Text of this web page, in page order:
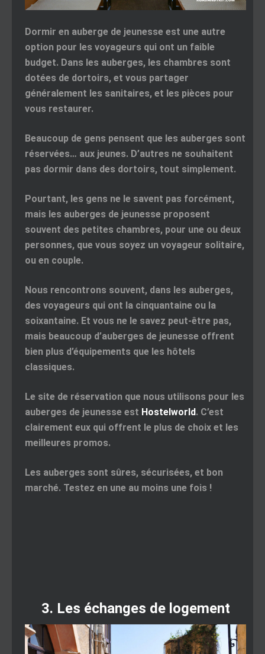
Dormir en auberge de jeunesse est une autre
option pour les voyageurs qui ont un faible
budget. Dans les auberges, les chambres sont
dotées de dortoirs, et vous partager
généralement les sanitaires, et les pièces pour
vous restaurer.
Beaucoup de gens pensent que les auberges sont
réservées… aux jeunes. D’autres ne souhaitent
pas dormir dans des dortoirs, tout simplement.
Pourtant, les gens ne le savent pas forcément,
mais les auberges de jeunesse proposent
souvent des petites chambres, pour une ou deux
personnes, que vous soyez un voyageur solitaire,
ou en couple.
Nous rencontrons souvent, dans les auberges,
des voyageurs qui ont la cinquantaine ou la
soixantaine. Et vous ne le savez peut-être pas,
mais beaucoup d’auberges de jeunesse offrent
bien plus d’équipements que les hôtels
classiques.
Le site de réservation que nous utilisons pour les
auberges de jeunesse est Hostelworld. C’est
clairement eux qui offrent le plus de choix et les
meilleures promos.
Les auberges sont sûres, sécurisées, et bon
marché. Testez en une au moins une fois !
3. Les échanges de logement